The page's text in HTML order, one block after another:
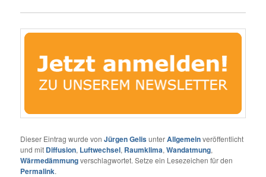
Dieser Eintrag wurde vonJürgen GelisunterAllgemeinveröffentlicht
und mit Diffusion, Luftwechsel, Raumklima,Wandatmung,
Wärmedämmungverschlagwortet. Setze ein Lesezeichen für den
Permalink.